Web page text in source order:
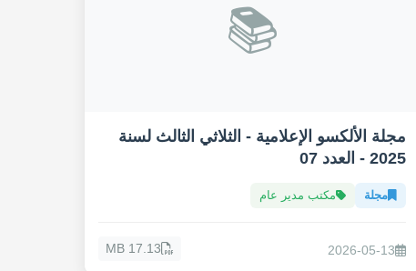
📚
مجلة الألكسو الإعلامية - الثلاثي الثالث لسنة
2025 - العدد 07
مجلة مكتب مدير عام
2026-05-13
17.13 MB